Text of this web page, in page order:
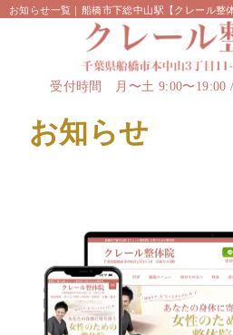
お知らせ一覧 ｜船橋市下総中山駅【クレール整
受付時間 月〜土 9:00〜
お知らせ